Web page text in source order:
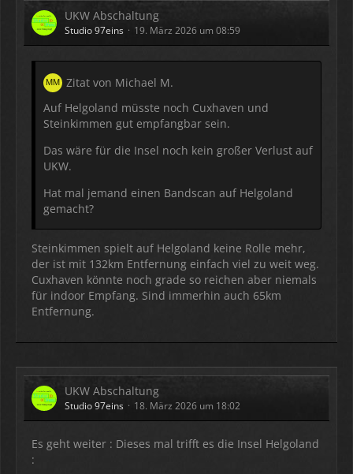
UKW Abschaltung
Studio 97eins 19. März 2026 um 08:59
Zitat von Michael M.
Auf Helgoland müsste noch Cuxhaven und
Steinkimmen gut empfangbar sein.
Das wäre für die Insel noch kein großer Verlust auf
UKW.
Hat mal jemand einen Bandscan auf Helgoland
gemacht?
Steinkimmen spielt auf Helgoland keine Rolle mehr,
der ist mit 132km Entfernung einfach viel zu weit weg.
Cuxhaven könnte noch grade so reichen aber niemals
für indoor Empfang. Sind immerhin auch 65km
Entfernung.
UKW Abschaltung
Studio 97eins 18. März 2026 um 18:02
Es geht weiter : Dieses mal trifft es die Insel Helgoland
: